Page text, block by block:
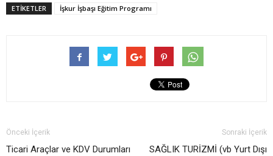
ETIKETLER İşkur İşbaşı Eğitim Programı
Önceki İçerik
Ticari Araçlar ve KDV Durumları
Sonraki İçerik
SAĞLIK TURİZMİ (vb Yurt Dışı